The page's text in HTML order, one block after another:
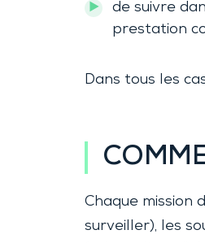
de suivre
prestation
Dans tous les
Chaque mission
surveiller), les